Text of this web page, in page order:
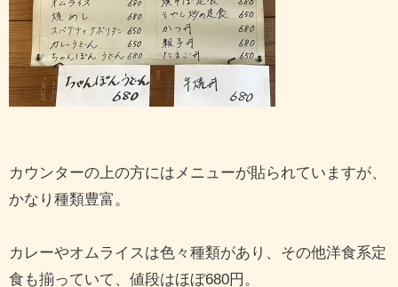
カウンターの上の方にはメニューが貼られていますが、
かなり種類豊富。
カレーやオムライスは色々種類があり、その他洋食系定
食も揃っていて、値段はほぼ680円。